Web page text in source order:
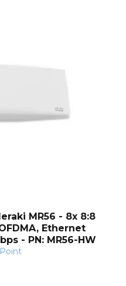
MR56 - 8x 8:8
Ethernet
- PN: MR56-HW